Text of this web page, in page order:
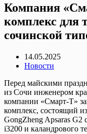
Компания
комплекс для
сочинской
14.05.2025
Новости
Перед майскими
из Сочи инженером
компании «Смарт-Т»
комплекс, состоящий
GongZheng Apsaras
i3200 и каландрового